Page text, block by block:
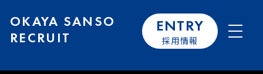
OKAYA SANSO
RECRUIT
ENTRY
採用情報